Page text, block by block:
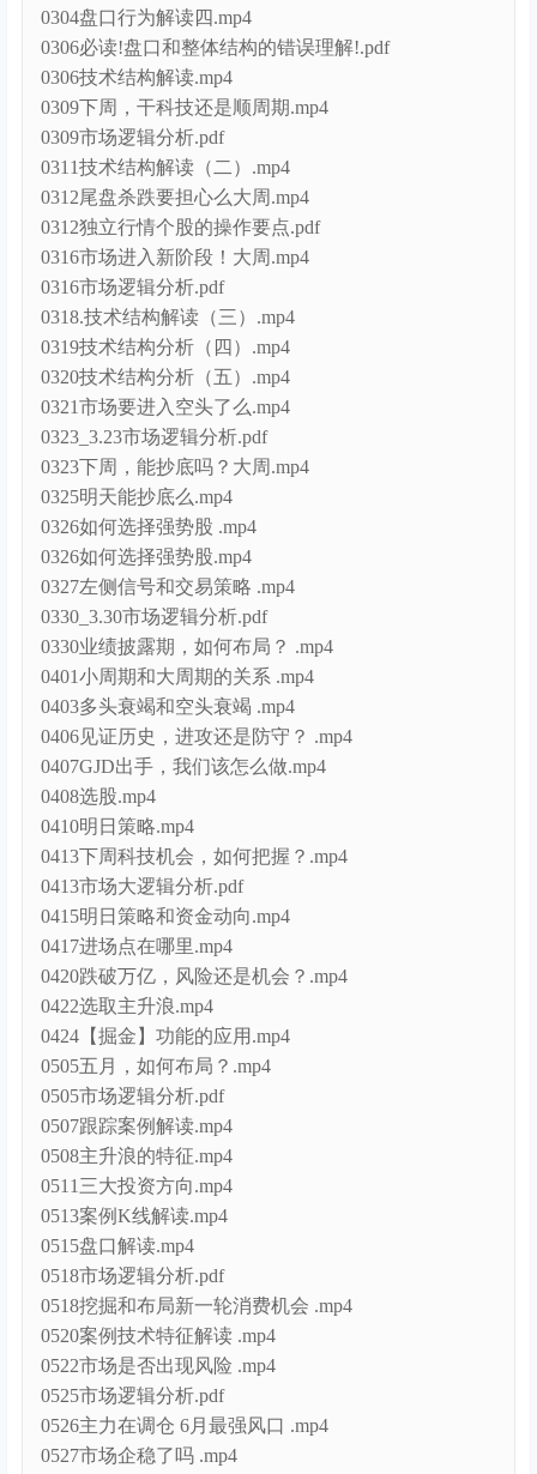
0304盘口行为解读四.mp4
0306必读!盘口和整体结构的错误理解!.pdf
0306技术结构解读.mp4
0309下周，干科技还是顺周期.mp4
0309市场逻辑分析.pdf
0311技术结构解读（二）.mp4
0312尾盘杀跌要担心么大周.mp4
0312独立行情个股的操作要点.pdf
0316市场进入新阶段！大周.mp4
0316市场逻辑分析.pdf
0318.技术结构解读（三）.mp4
0319技术结构分析（四）.mp4
0320技术结构分析（五）.mp4
0321市场要进入空头了么.mp4
0323_3.23市场逻辑分析.pdf
0323下周，能抄底吗？大周.mp4
0325明天能抄底么.mp4
0326如何选择强势股 .mp4
0326如何选择强势股.mp4
0327左侧信号和交易策略 .mp4
0330_3.30市场逻辑分析.pdf
0330业绩披露期，如何布局？ .mp4
0401小周期和大周期的关系 .mp4
0403多头衰竭和空头衰竭 .mp4
0406见证历史，进攻还是防守？ .mp4
0407GJD出手，我们该怎么做.mp4
0408选股.mp4
0410明日策略.mp4
0413下周科技机会，如何把握？.mp4
0413市场大逻辑分析.pdf
0415明日策略和资金动向.mp4
0417进场点在哪里.mp4
0420跌破万亿，风险还是机会？.mp4
0422选取主升浪.mp4
0424【掘金】功能的应用.mp4
0505五月，如何布局？.mp4
0505市场逻辑分析.pdf
0507跟踪案例解读.mp4
0508主升浪的特征.mp4
0511三大投资方向.mp4
0513案例K线解读.mp4
0515盘口解读.mp4
0518市场逻辑分析.pdf
0518挖掘和布局新一轮消费机会 .mp4
0520案例技术特征解读 .mp4
0522市场是否出现风险 .mp4
0525市场逻辑分析.pdf
0526主力在调仓 6月最强风口 .mp4
0527市场企稳了吗 .mp4